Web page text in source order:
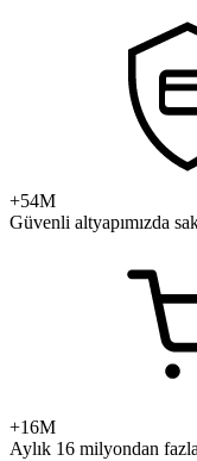
+54M
Güvenli altyapımızda
+16M
Aylık 16 milyondan